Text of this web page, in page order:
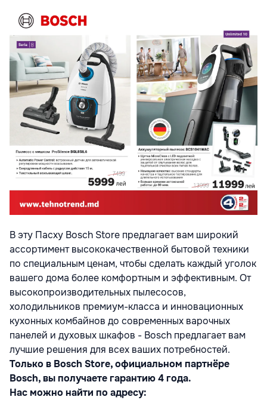
В эту Пасху Bosch Store предлагает вам широкий
ассортимент высококачественной бытовой техники
по специальным ценам, чтобы сделать каждый уголок
вашего дома более комфортным и эффективным. От
высокопроизводительных пылесосов,
холодильников премиум-класса и инновационных
кухонных комбайнов до современных варочных
панелей и духовых шкафов - Bosch предлагает вам
лучшие решения для всех ваших потребностей.
Только в Bosch Store, официальном партнёре
Bosch, вы получаете гарантию 4 года.
Нас можно найти по адресу: